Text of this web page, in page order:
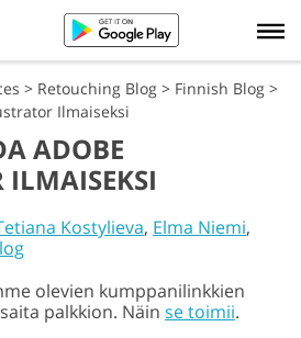
> Retouching Blog > Finnish Blog >
Ilmaiseksi
ADOBE
ILMAISEKSI
Kostylieva, Elma Niemi,
olevien kumppanilinkkien
palkkion. Näin se toimii.